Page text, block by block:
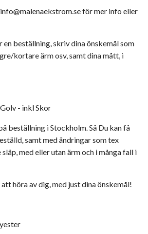
info@malenaekstrom.seför mer info eller
en beställning, skriv dina önskemål som
kortare ärm osv, samt dina mått, i
- inkl Skor
beställning i Stockholm. Så Du kan få
samt med ändringar som tex
med eller utan ärm och i många fall i
höra av dig, med just dina önskemål!